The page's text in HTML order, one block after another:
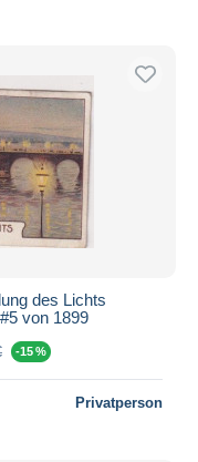
des Lichts
von 1899
-15 %
Privatperson